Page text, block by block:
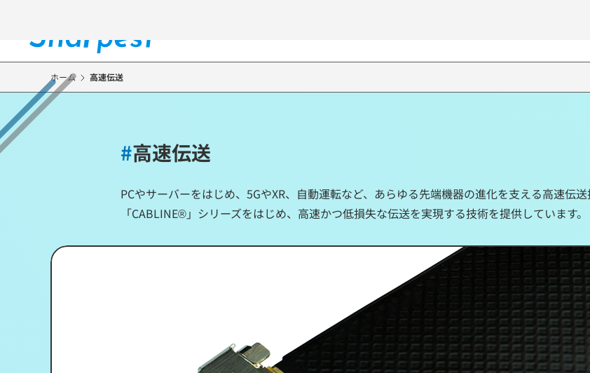
コ
テ
ツ
に
ホーム 高速伝送
#高速伝送
PCやサーバーをはじめ、5GやXR、自動運転など、あらゆる先端機器の進化を支える高速伝
「CABLINE®」シリーズをはじめ、高速かつ低損失な伝送を実現する技術を提供しています。